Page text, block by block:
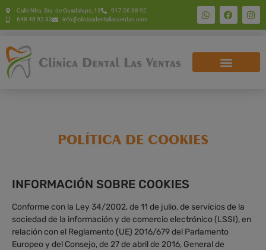
Calle Ntra. Sra. de Guadalupe, 13
917 26 38 92
648 48 92 33
info@clinicadentallasventas.com
POLÍTICA DE COOKIES
INFORMACIÓN SOBRE COOKIES
Conforme con la Ley 34/2002, de 11 de julio, de servicios de la
sociedad de la información y de comercio electrónico (LSSI), en
relación con el Reglamento (UE) 2016/679 del Parlamento
Europeo y del Consejo, de 27 de abril de 2016, General de